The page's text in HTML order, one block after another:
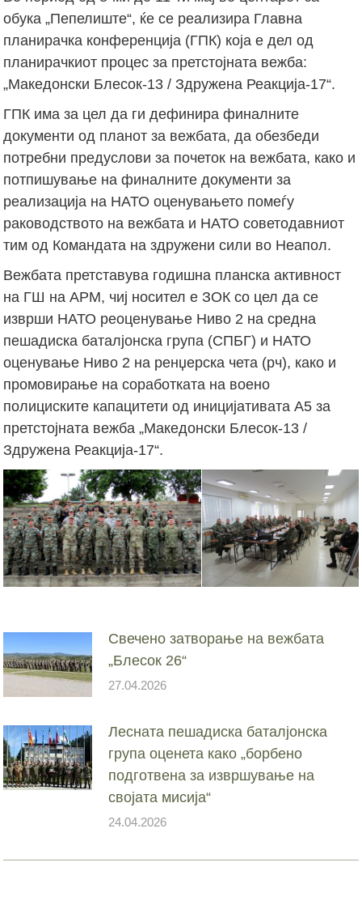
обука „Пепелиште“, ќе се реализира Главна
планирачка конференција (ГПК) која е дел од
планирачкиот процес за претстојната вежба:
„Македонски Блесок-13 / Здружена Реакција-17“.
ГПК има за цел да ги дефинира финалните
документи од планот за вежбата, да обезбеди
потребни предуслови за почеток на вежбата, како и
потпишување на финалните документи за
реализација на НАТО оценувањето помеѓу
раководството на вежбата и НАТО советодавниот
тим од Командата на здружени сили во Неапол.
Вежбата претставува годишна планска активност
на ГШ на АРМ, чиј носител е ЗОК со цел да се
изврши НАТО реоценување Ниво 2 на средна
пешадиска баталјонска група (СПБГ) и НАТО
оценување Ниво 2 на ренџерска чета (рч), како и
промовирање на соработката на воено
полициските капацитети од иницијативата А5 за
претстојната вежба „Македонски Блесок-13 /
Здружена Реакција-17“.
Свечено затворање на вежбата
„Блесок 26“
27.04.2026
Лесната пешадиска баталјонска
група оценета како „борбено
подготвена за извршување на
својата мисија“
24.04.2026